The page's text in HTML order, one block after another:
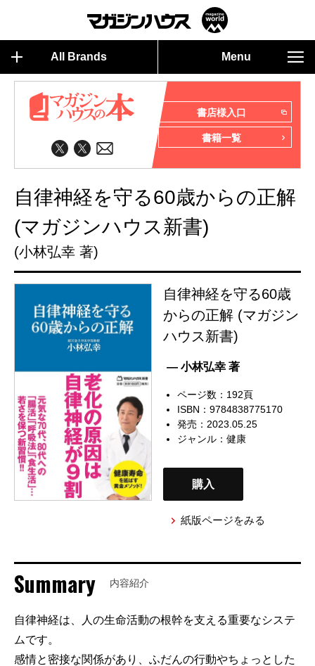
All Brands Menu
書店様入口
書籍一覧
自律神経を守る60歳からの正解
(マガジンハウス新書)
(小林弘幸 著)
自律神経を守る60歳
からの正解 (マガジン
ハウス新書)
— 小林弘幸 著
ページ数：192頁
ISBN：9784838775170
発売：2023.05.25
ジャンル：健康
購入
紙版ページをみる
Summary 内容紹介
自律神経は、人の生命活動の根幹を支える重要なシステ
ムです。
感情と密接な関係があり、ふだんの行動やちょっとした